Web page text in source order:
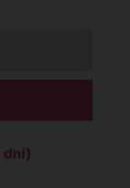
dní)